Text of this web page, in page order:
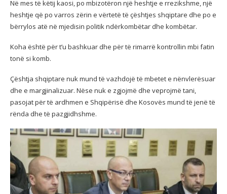
Në mes të këtij kaosi, po mbizotëron një heshtje e rrezikshme, një
heshtje që po varros zërin e vërtetë të çështjes shqiptare dhe po e
bërrylos atë në mjedisin politik ndërkombëtar dhe kombëtar.
Koha është për t’u bashkuar dhe për të rimarrë kontrollin mbi fatin
tonë si komb.
Çështja shqiptare nuk mund të vazhdojë të mbetet e nënvlerësuar
dhe e margjinalizuar. Nëse nuk e zgjojmë dhe veprojmë tani,
pasojat për të ardhmen e Shqipërisë dhe Kosovës mund të jenë të
rënda dhe të pazgjidhshme.